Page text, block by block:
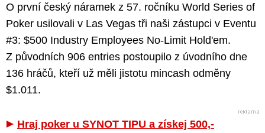
O první český náramek z 57. ročníku World Series of
Poker usilovali v Las Vegas tři naši zástupci v Eventu
#3: $500 Industry Employees No-Limit Hold'em.
Z původních 906 entries postoupilo z úvodního dne
136 hráčů, kteří už měli jistotu mincash odměny
$1.011.
Hraj poker u SYNOT TIPU a získej 500,-